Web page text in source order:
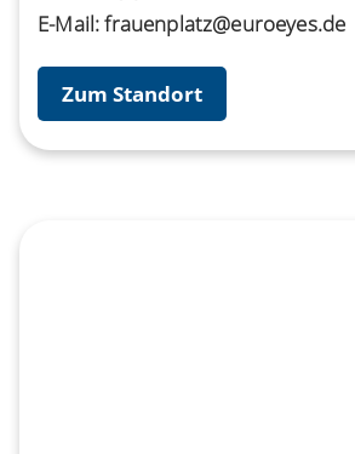
E-Mail:frauenplatz@euroeyes.de
Zum Standort